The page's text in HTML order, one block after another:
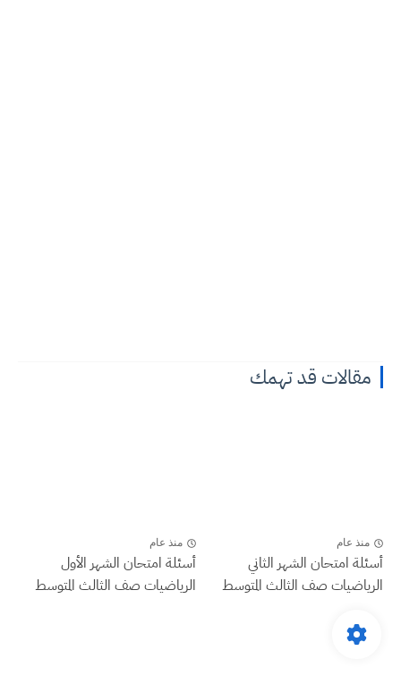
مقالات قد تهمك
منذ عام
أسئلة امتحان الشهر الثاني
الرياضيات صف الثالث المتوسط
منذ عام
أسئلة امتحان الشهر الأول
الرياضيات صف الثالث المتوسط